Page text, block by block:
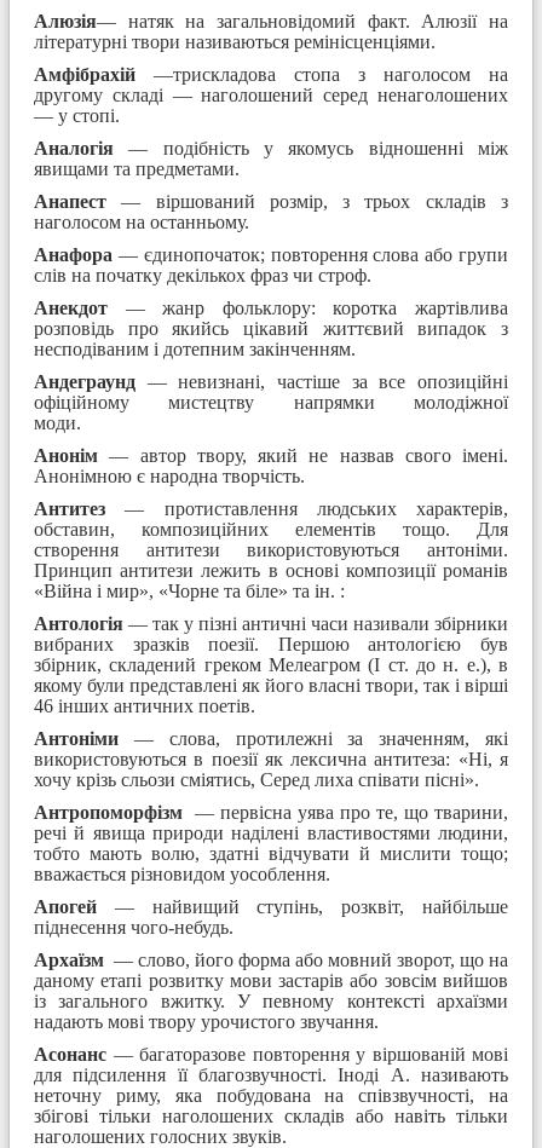
Алюзія— натяк на загальновідомий факт. Алюзії на
літературні твори називаються ремінісценціями.
Амфібрахій —трискладова стопа з наголосом на
другому складі — наголошений серед ненаголошених
— у стопі.
Аналогія — подібність у якомусь відношенні між
явищами та предметами.
Анапест — віршований розмір, з трьох складів з
наголосом на останньому.
Анафора — єдинопочаток; повторення слова або групи
слів на початку декількох фраз чи строф.
Анекдот — жанр фольклору: коротка жартівлива
розповідь про якийсь цікавий життєвий випадок з
несподіваним і дотепним закінченням.
Андеграунд — невизнані, частіше за все опозиційні
офіційному мистецтву напрямки молодіжної
моди.
Анонім — автор твору, який не назвав свого імені.
Анонімною є народна творчість.
Антитез — протиставлення людських характерів,
обставин, композиційних елементів тощо. Для
створення антитези використовуються антоніми.
Принцип антитези лежить в основі композиції романів
«Війна і мир», «Чорне та біле» та ін. :
Антологія — так у пізні античні часи називали збірники
вибраних зразків поезії. Першою антологією був
збірник, складений греком Мелеагром (І ст. до н. е.), в
якому були представлені як його власні твори, так і вірші
46 інших античних поетів.
Антоніми — слова, протилежні за значенням, які
використовуються в поезії як лексична антитеза: «Ні, я
хочу крізь сльози сміятись, Серед лиха співати пісні».
Антропоморфізм — первісна уява про те, що тварини,
речі й явища природи наділені властивостями людини,
тобто мають волю, здатні відчувати й мислити тощо;
вважається різновидом уособлення.
Апогей — найвищий ступінь, розквіт, найбільше
піднесення чого-небудь.
Архаїзм — слово, його форма або мовний зворот, що на
даному етапі розвитку мови застарів або зовсім вийшов
із загального вжитку. У певному контексті архаїзми
надають мові твору урочистого звучання.
Асонанс — багаторазове повторення у віршованій мові
для підсилення її благозвучності. Іноді А. називають
неточну риму, яка побудована на співзвучності, на
збігові тільки наголошених складів або навіть тільки
наголошених голосних звуків.